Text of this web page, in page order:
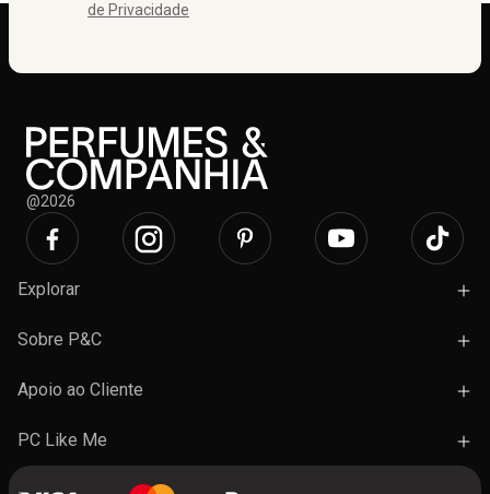
de Privacidade
@2026
Explorar
Campanhas
Presentes
Sobre P&C
Lojas e Ações
Apoio ao Cliente
Termos e Condições Gerais de Venda
FAQ's
PC Like Me
A minha conta